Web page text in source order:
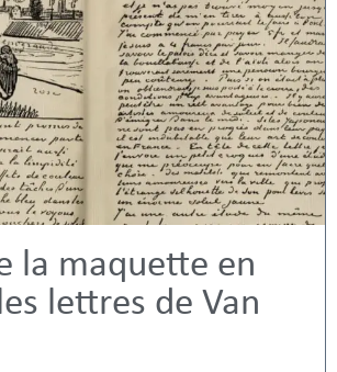
la maquette en
lettres de Van